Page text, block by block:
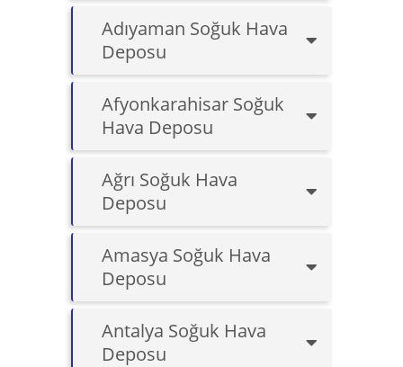
Adıyaman Soğuk Hava
Deposu
Afyonkarahisar Soğuk
Hava Deposu
Ağrı Soğuk Hava
Deposu
Amasya Soğuk Hava
Deposu
Antalya Soğuk Hava
Deposu